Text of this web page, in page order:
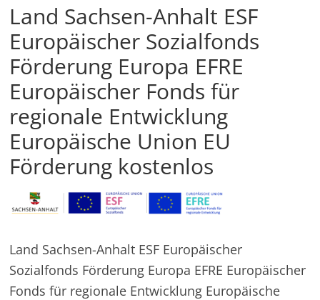
und
Gründer
✓
in
und
außerhalb
Mitteldeutschlands
Land Sachsen-Anhalt ESF
Europäischer Sozialfonds
Förderung Europa EFRE
Europäischer Fonds für
regionale Entwicklung
Europäische Union EU
Förderung kostenlos
Land Sachsen-Anhalt ESF Europäischer
Sozialfonds Förderung Europa EFRE Europäischer
Fonds für regionale Entwicklung Europäische